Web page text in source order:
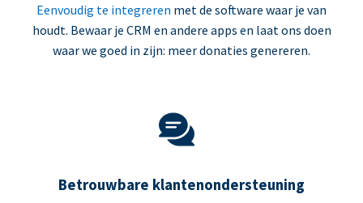
Eenvoudig te integreren met de software waar je van
houdt. Bewaar je CRM en andere apps en laat ons doen
waar we goed in zijn: meer donaties genereren.
Betrouwbare klantenondersteuning